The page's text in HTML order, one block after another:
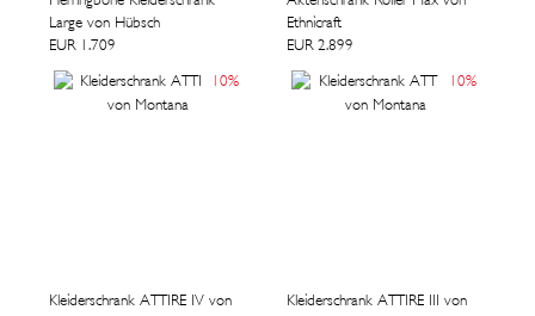
Large von Hübsch
EUR 1.709
Ethnicraft
EUR 2.899
10%
Kleiderschrank ATTIRE IV von
10%
Kleiderschrank ATTIRE III von